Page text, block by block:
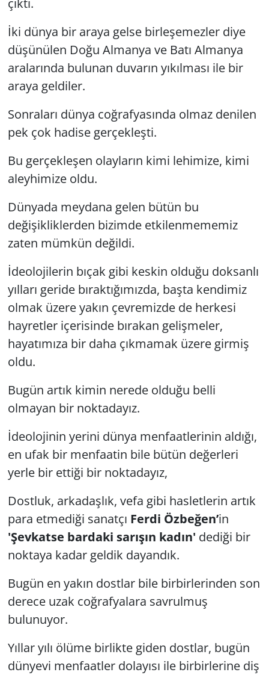
çıktı.
İki dünya bir araya gelse birleşemezler diye
düşünülen Doğu Almanya ve Batı Almanya
aralarında bulunan duvarın yıkılması ile bir
araya geldiler.
Sonraları dünya coğrafyasında olmaz denilen
pek çok hadise gerçekleşti.
Bu gerçekleşen olayların kimi lehimize, kimi
aleyhimize oldu.
Dünyada meydana gelen bütün bu
değişikliklerden bizimde etkilenmememiz
zaten mümkün değildi.
İdeolojilerin bıçak gibi keskin olduğu doksanlı
yılları geride bıraktığımızda, başta kendimiz
olmak üzere yakın çevremizde de herkesi
hayretler içerisinde bırakan gelişmeler,
hayatımıza bir daha çıkmamak üzere girmiş
oldu.
Bugün artık kimin nerede olduğu belli
olmayan bir noktadayız.
İdeolojinin yerini dünya menfaatlerinin aldığı,
en ufak bir menfaatin bile bütün değerleri
yerle bir ettiği bir noktadayız,
Dostluk, arkadaşlık, vefa gibi hasletlerin artık
para etmediği sanatçı Ferdi Özbeğen’in
'Şevkatse bardaki sarışın kadın' dediği bir
noktaya kadar geldik dayandık.
Bugün en yakın dostlar bile birbirlerinden son
derece uzak coğrafyalara savrulmuş
bulunuyor.
Yıllar yılı ölüme birlikte giden dostlar, bugün
dünyevi menfaatler dolayısı ile birbirlerine diş